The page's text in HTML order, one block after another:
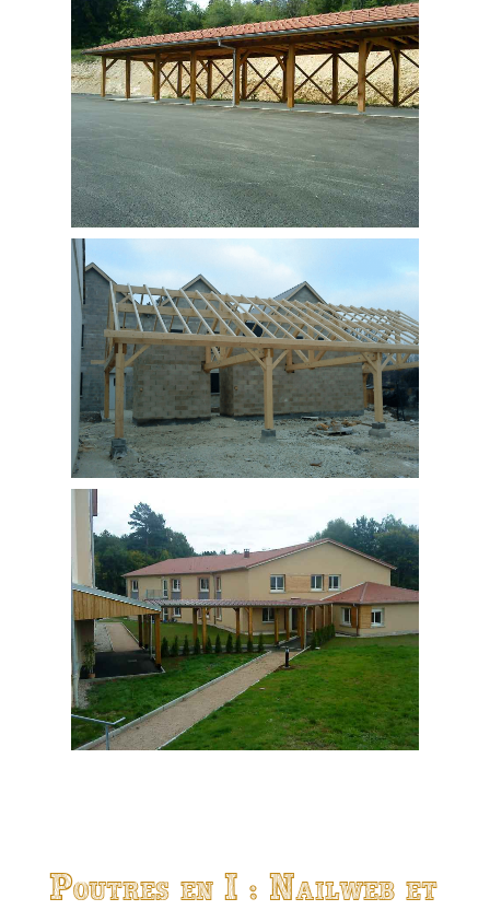
Poutres en I : Nailweb et